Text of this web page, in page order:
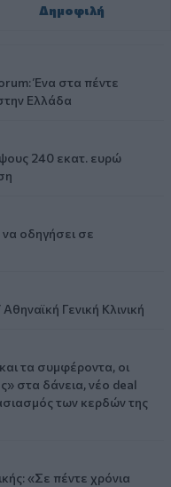
Δημοφιλή
Ένα στα πέντε
Ελλάδα
240 εκατ. ευρώ
οδηγήσει σε
Γενική Κλινική
τα συμφέροντα, οι
στα δάνεια, νέο deal
των κερδών της
«Σε πέντε χρόνια